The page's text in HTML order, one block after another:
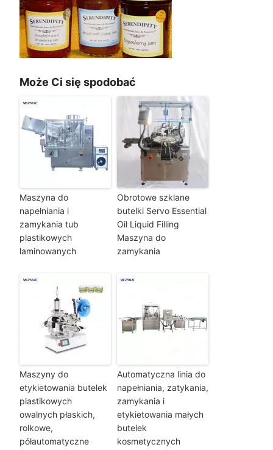
Może Ci się spodobać
Maszyna do
napełniania i
zamykania tub
plastikowych
laminowanych
Obrotowe szklane
butelki Servo Essential
Oil Liquid Filling
Maszyna do
zamykania
Maszyny do
etykietowania butelek
plastikowych
owalnych płaskich,
rolkowe,
półautomatyczne
Automatyczna linia do
napełniania, zatykania,
zamykania i
etykietowania małych
butelek
kosmetycznych